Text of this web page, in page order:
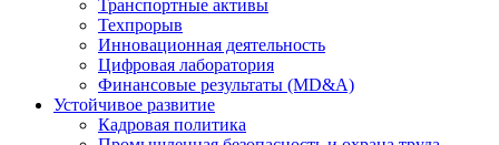
Транспортные активы
Техпрорыв
Инновационная деятельность
Цифровая лаборатория
Финансовые результаты (MD&A)
Устойчивое развитие
Кадровая политика